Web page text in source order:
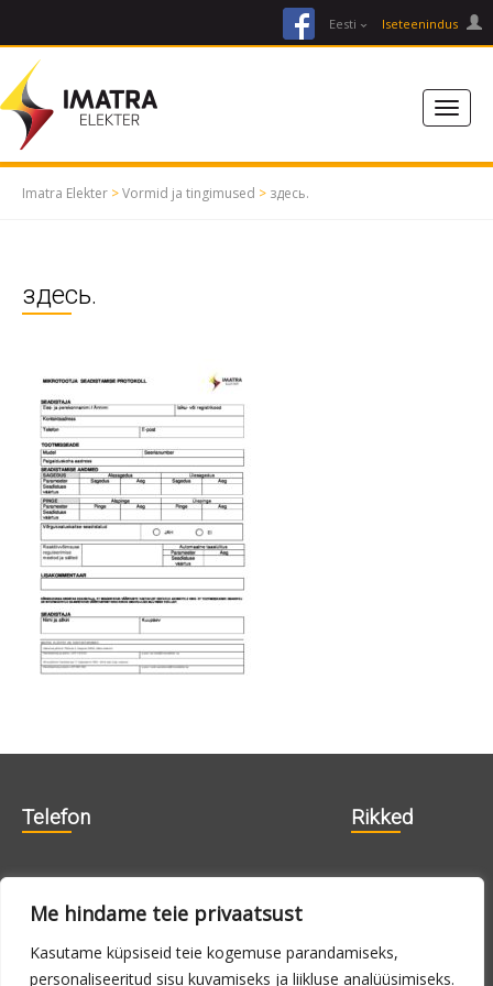
Me hindame teie privaatsust
Kasutame küpsiseid teie kogemuse parandamiseks,
personaliseeritud sisu kuvamiseks ja liikluse analüüsimiseks.
facebookEesti Iseteenindus
Imatra Elekter >Vormid ja tingimused > здесь.
здесь.
Telefon Rikked
715 0180